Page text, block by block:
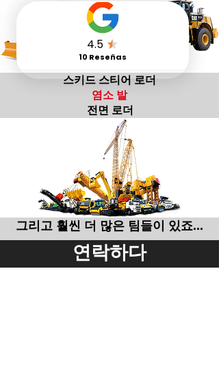
스키드 스티어 로더
염소 발
전면 로더
그리고 훨씬 더 많은 팀들이 있죠...
연락하다